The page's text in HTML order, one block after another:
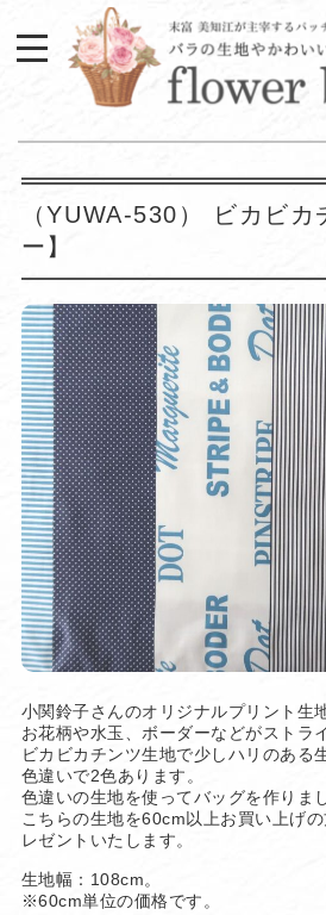
（YUWA-530） ビカビカ
ー】
小関鈴子さんのオリジナルプリント生
お花柄や水玉、ボーダーなどがストラ
ビカビカチンツ生地で少しハリのある
色違いで2色あります。
色違いの生地を使ってバッグを作りま
こちらの生地を60cm以上お買い上げ
レゼントいたします。
生地幅：108cm。
※60cm単位の価格です。